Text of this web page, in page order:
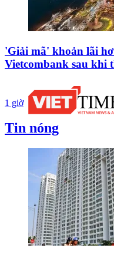
'Giải mã' khoản lãi
Vietcombank sau khi
1 giờ
Tin nóng